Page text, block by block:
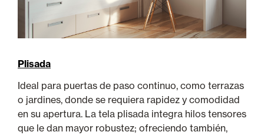
Plisada
Ideal para puertas de paso continuo, como terrazas
o jardines, donde se requiera rapidez y comodidad
en su apertura. La tela plisada integra hilos tensores
que le dan mayor robustez; ofreciendo también,